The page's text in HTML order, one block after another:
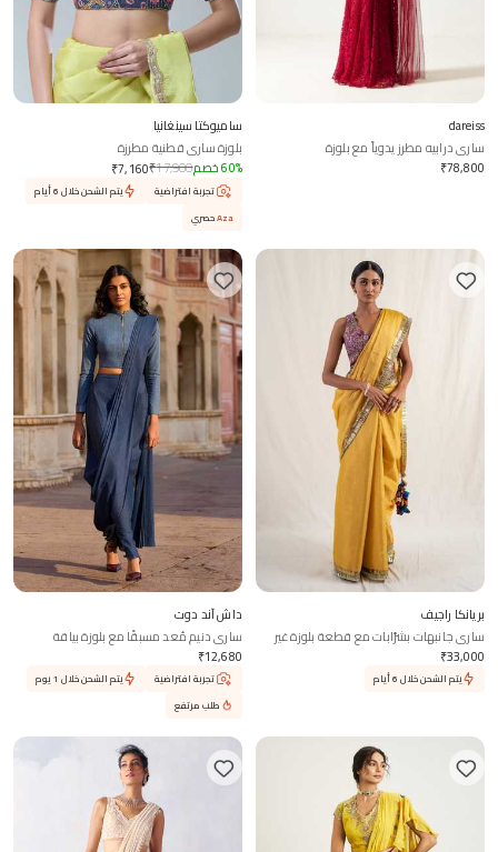
dareiss
ساري درابيه مطرز يدوياً مع بلوزة
₹78,800
ساميوكتا سينغانيا
بلوزة ساري قطنية مطرزة
₹7,160₹17,900 60% خصم
تجربة افتراضية
يتم الشحن خلال 6 أيام
Azaحصري
بريانكا راجيف
ساري جانبهات بشرّابات مع قطعة بلوزة غير
مخيطة₹33,000
يتم الشحن خلال 6 أيام
داش آند دوت
ساري دنيم مُعد مسبقًا مع بلوزة بياقة
شريطية₹12,680
تجربة افتراضية
يتم الشحن خلال 1 يوم
طلب مرتفع